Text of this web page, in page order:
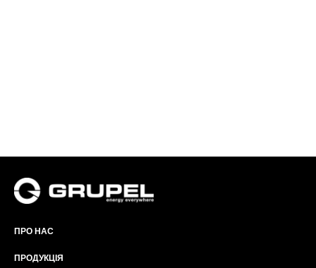
ПРО НАС
ПРОДУКЦІЯ